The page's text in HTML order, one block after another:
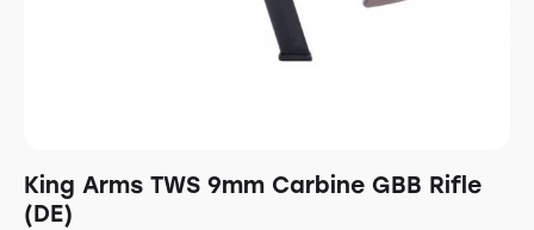
King Arms TWS 9mm Carbine GBB Rifle
(DE)